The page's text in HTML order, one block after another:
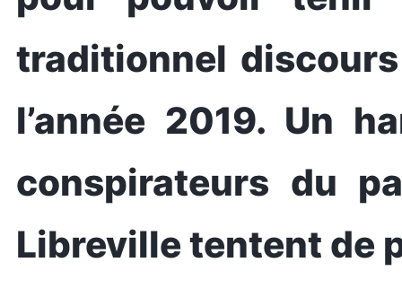
traditionnel
l’année 2019. Un
conspirateurs du
Libreville tentent de